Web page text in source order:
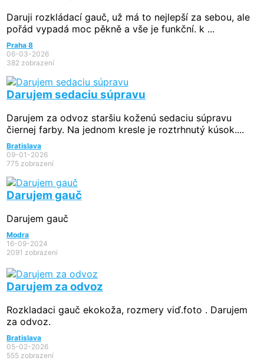
Daruji rozkládací gauč, už má to nejlepší za sebou, ale
pořád vypadá moc pěkně a vše je funkční. k ...
Praha 8
06-03-2026
382 zobrazení
Darujem sedaciu súpravu
Darujem za odvoz staršiu koženú sedaciu súpravu
čiernej farby. Na jednom kresle je roztrhnutý kúsok....
Bratislava
09-01-2026
775 zobrazení
Darujem gauč
Darujem gauč
Modra
16-09-2024
2091 zobrazení
Darujem za odvoz
Rozkladaci gauč ekokoža, rozmery viď.foto . Darujem
za odvoz.
Bratislava
05-02-2026
555 zobrazení